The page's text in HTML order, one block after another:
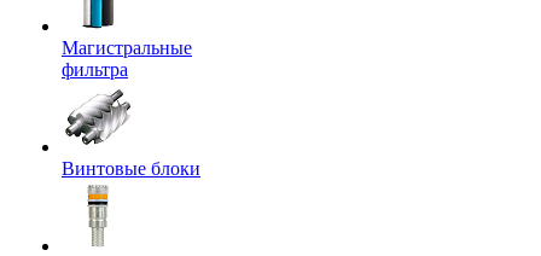
Магистральные
фильтра
Винтовые блоки